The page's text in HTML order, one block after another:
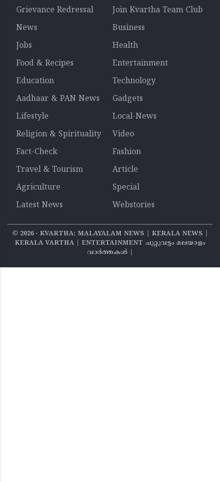
Grievance Redressal
Join Kvartha Team Club
News
Business
Jobs
Health
Food & Recipes
Entertainment
Education
Technology
Aadhaar & PAN News
Gadgets
Lifestyle
Local-News
Religion & Spirituality
Video
Fact-Check
Fashion
Travel & Tourism
Article
Agriculture
Special
Latest News
Webstories
© 2026‧ KVARTHA: MALAYALAM NEWS | KERALA NEWS |
KERALA VARTHA | ENTERTAINMENT ചുറ്റുവട്ടം മലയാളം
വാര്‍ത്തകൾ |